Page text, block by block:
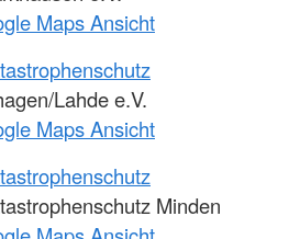
Maps Ansicht
Lahde e.V.
Maps Ansicht
Minden